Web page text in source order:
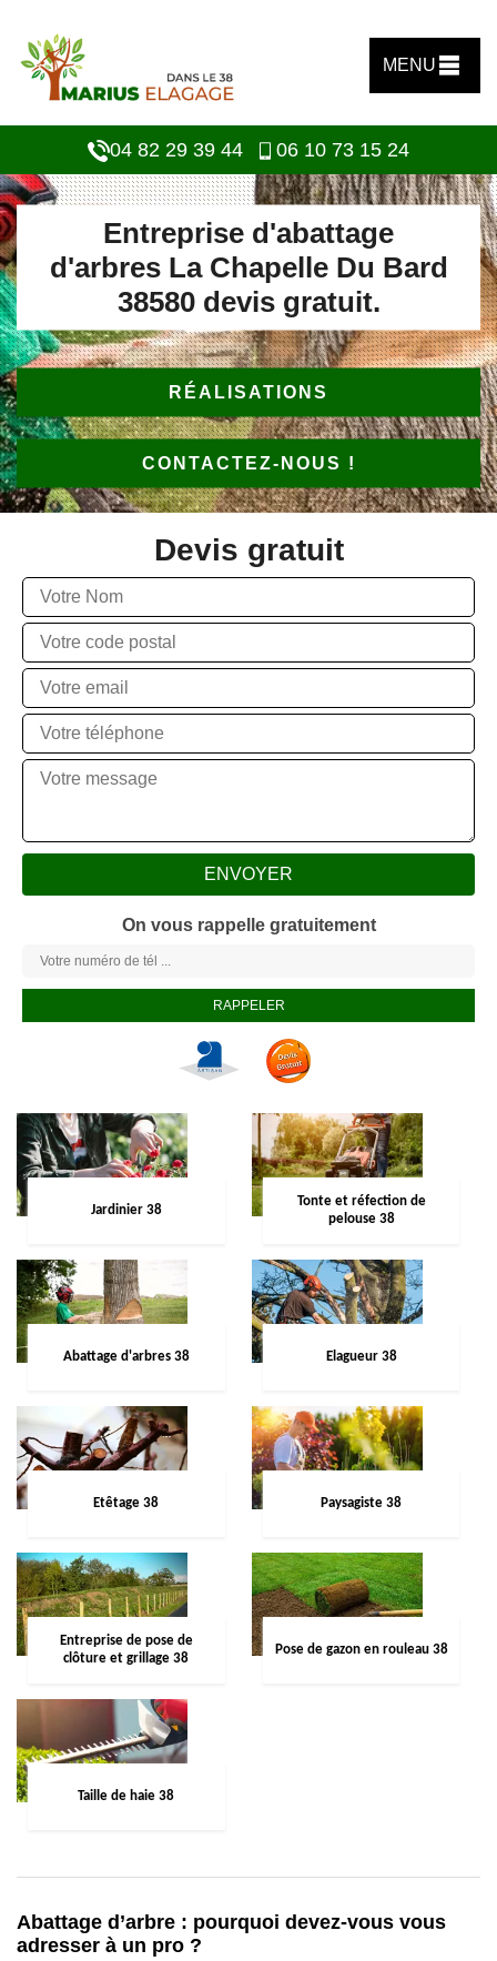
MENU
04 82 29 39 44 06 10 73 15 24
Entreprise d'abattage
d'arbres La Chapelle Du Bard
38580 devis gratuit.
RÉALISATIONS
CONTACTEZ-NOUS !
Devis gratuit
On vous rappelle gratuitement
Jardinier 38
Tonte et réfection de
pelouse 38
Abattage d'arbres 38 Elagueur 38
Etêtage 38 Paysagiste 38
Entreprise de pose de
clôture et grillage 38
Pose de gazon en rouleau 38
Taille de haie 38
Abattage d’arbre : pourquoi devez-vous vous
adresser à un pro ?